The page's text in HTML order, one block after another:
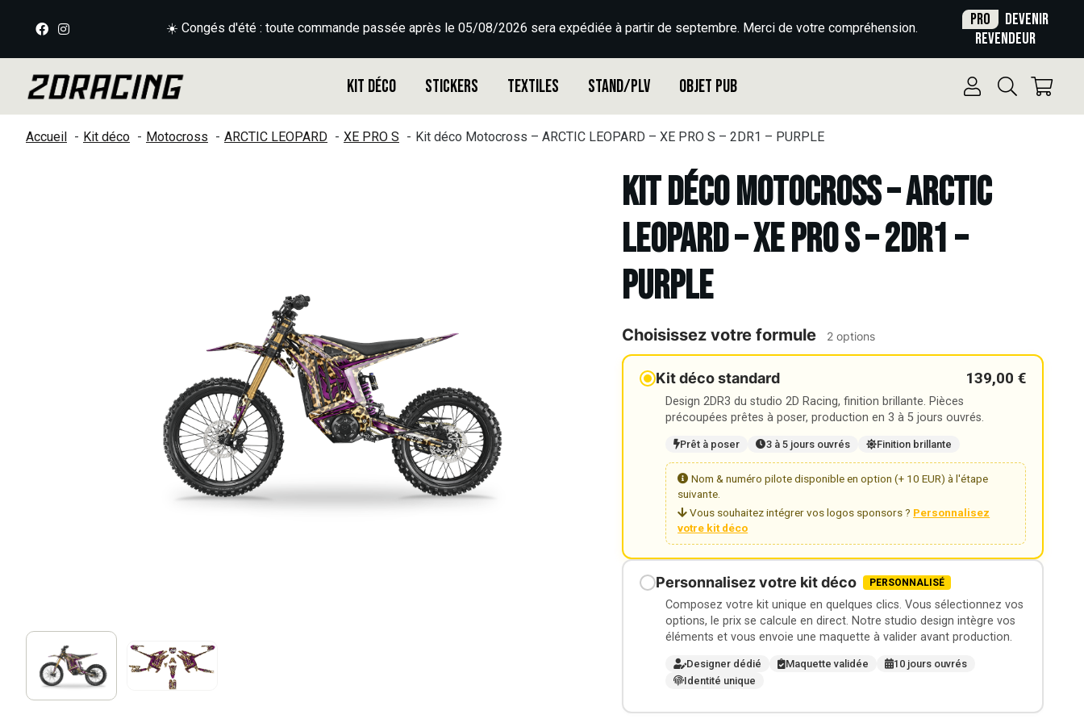
☀️ Congés d'été : toute commande passée après le 05/08/2026 sera expédiée à partir de septembre. Merci de votre compréhension. Pro
Devenir
revendeur
Kit déco Stickers Textiles Stand/PLV Objet Pub
Accueil Kit déco Motocross ARCTIC LEOPARD XE PRO S Kit déco Motocross – ARCTIC LEOPARD – XE PRO S – 2DR1 – PURPLE
Kit déco Motocross – ARCTIC
LEOPARD – XE PRO S – 2DR1 –
PURPLE
Choisissez votre formule 2 options
Kit déco standard 139,00 €
Design 2DR3 du studio 2D Racing, finition brillante. Pièces
précoupées prêtes à poser, production en 3 à 5 jours ouvrés.
Prêt à poser 3 à 5 jours ouvrés Finition brillante
Nom & numéro pilote disponible en option (+ 10 EUR) à l'étape
suivante.
Vous souhaitez intégrer vos logos sponsors ? Personnalisez
votre kit déco
Personnalisez votre kit déco PERSONNALISÉ
Composez votre kit unique en quelques clics. Vous sélectionnez vos
options, le prix se calcule en direct. Notre studio design intègre vos
éléments et vous envoie une maquette à valider avant production.
Designer dédié Maquette validée
10 jours ouvrés
Identité unique